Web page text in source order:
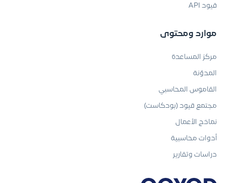
قيود API
موارد ومحتوى
مركز المساعدة
المدوّنة
القاموس المحاسبي
مجتمع قيود (بودكاست)
نماذج الأعمال
أدوات محاسبية
دراسات وتقارير